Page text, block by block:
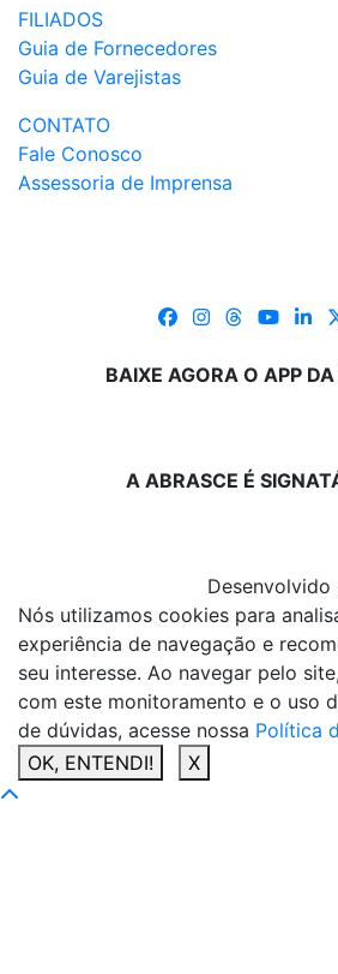
FILIADOS
Guia de Fornecedores
Guia de Varejistas
CONTATO
Fale Conosco
Assessoria de Imprensa
BAIXE AGORA O APP
A ABRASCE É
Desenvolvido
Nós utilizamos cookies para
experiência de navegação e
seu interesse. Ao navegar pelo
com este monitoramento e o uso
de dúvidas, acesse nossa Política
OK, ENTENDI!
X